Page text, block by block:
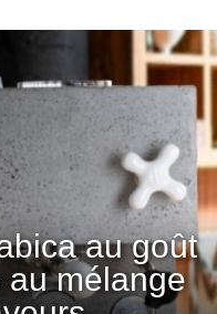
au goût
au mélange